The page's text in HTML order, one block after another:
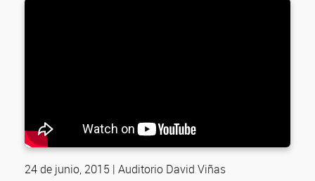
24 de junio, 2015 | Auditorio David Viñas